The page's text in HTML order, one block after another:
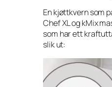
En kjøttkvern som
Chef XL og kMix
som har ett
slik ut: